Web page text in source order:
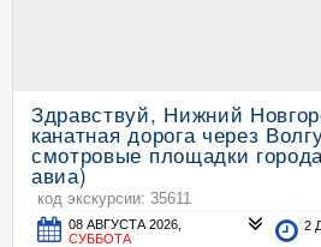
Здравствуй, Нижний
канатная дорога через
смотровые площадки
авиа)
код экскурсии: 35611
08 АВГУСТА 2026,
СУББОТА
2